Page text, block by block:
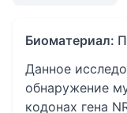
Биоматериал:
Данное
обнаружение
кодонах гена